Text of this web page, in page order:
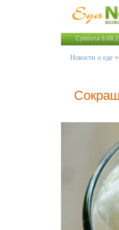
Суббота
Новости о еде >